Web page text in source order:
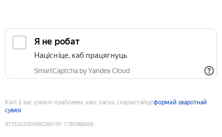
Я не робат
Націсніце, каб працягнуць
SmartCaptcha by Yandex Cloud
Калі ў вас узніклі праблемы, калі ласка, скарыстайцеформай зваротнай
сувязі
9175202050995266197:1785988606